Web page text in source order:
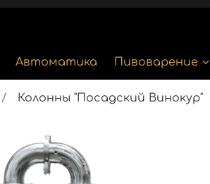
Автоматика Пивоварение
Колонны "Посадский Винокур"